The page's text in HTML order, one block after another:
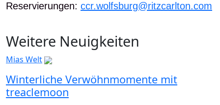
Reservierungen: ccr.wolfsburg@ritzcarlton.com
Weitere Neuigkeiten
Mias Welt
Winterliche Verwöhnmomente mit
treaclemoon